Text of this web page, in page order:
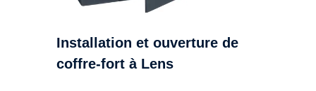
Installation et ouverture de
coffre-fort à Lens